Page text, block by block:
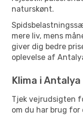
naturskønt.
mere liv, mens
giver dig bedre
oplevelse af
Klima i Antalya
Tjek vejrudsigten
om du har brug for